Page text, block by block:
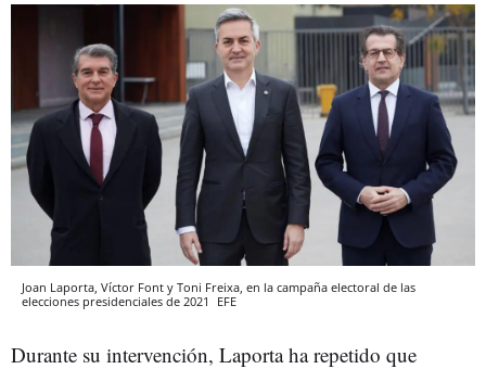
Joan Laporta, Víctor Font y Toni Freixa, en la campaña electoral de las
elecciones presidenciales de 2021
EFE
Durante su intervención, Laporta ha repetido que